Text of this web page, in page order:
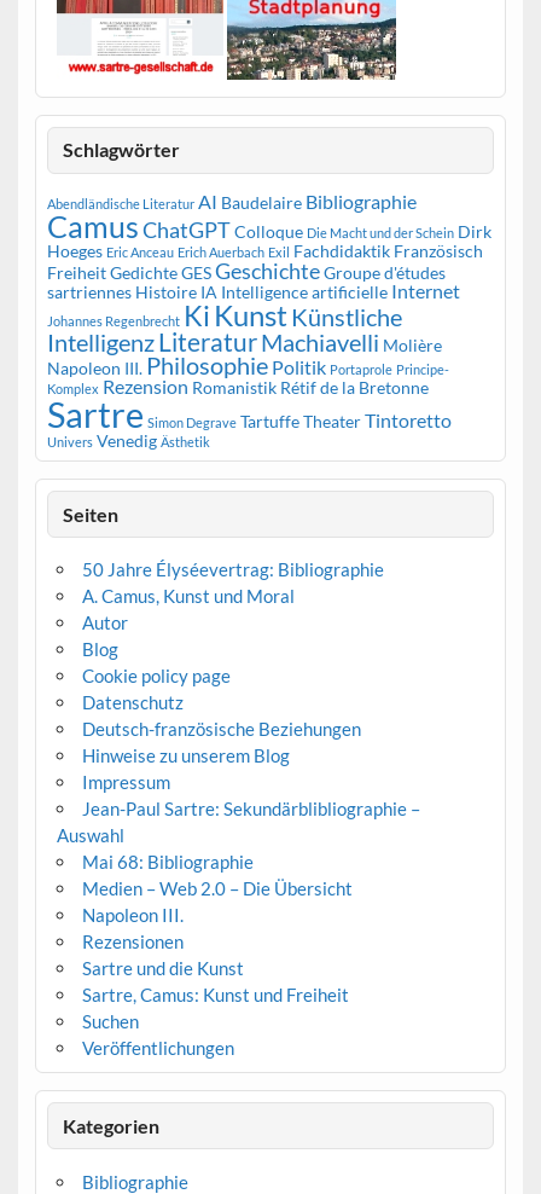
Schlagwörter
Abendländische Literatur AI Baudelaire Bibliographie
CamusChatGPTColloque Die Macht und der Schein Dirk
Hoeges Eric Anceau Erich Auerbach Exil
Fachdidaktik Französisch
FreiheitGedichteGESGeschichteGroupe d'études
sartriennes Histoire IA Intelligence artificielle Internet
Johannes Regenbrecht Ki Kunst Künstliche
IntelligenzLiteraturMachiavelli Molière
Napoleon III. Philosophie Politik Portaprole Principe-
Komplex Rezension Romanistik Rétif de la Bretonne
Sartre Simon Degrave TartuffeTheaterTintoretto
Univers Venedig Ästhetik
Seiten
50 Jahre Élyséevertrag: Bibliographie
A. Camus, Kunst und Moral
Autor
Blog
Cookie policy page
Datenschutz
Deutsch-französische Beziehungen
Hinweise zu unserem Blog
Impressum
Jean-Paul Sartre: Sekundärblibliographie –
Auswahl
Mai 68: Bibliographie
Medien – Web 2.0 – Die Übersicht
Napoleon III.
Rezensionen
Sartre und die Kunst
Sartre, Camus: Kunst und Freiheit
Suchen
Veröffentlichungen
Kategorien
Bibliographie